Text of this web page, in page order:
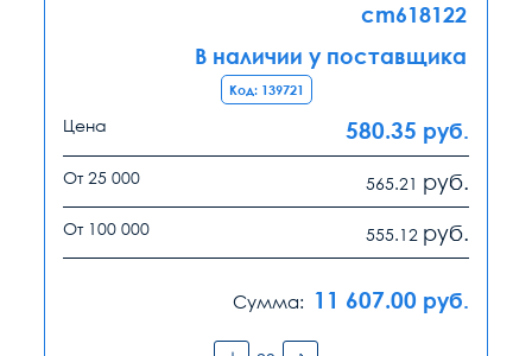
cm618122
В наличии у поставщика
Код: 139721
Цена 580.35 руб.
От 25 000 565.21 руб.
От 100 000 555.12 руб.
Сумма: 11 607.00 руб.